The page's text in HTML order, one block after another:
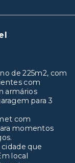
de 225m2, com
com
armários
para 3
com
momentos
que
local